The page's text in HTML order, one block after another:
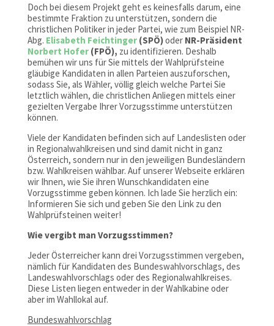
Doch bei diesem Projekt geht es keinesfalls darum, eine
bestimmte Fraktion zu unterstützen, sondern die
christlichen Politiker in jeder Partei, wie zum Beispiel NR-
Abg. Elisabeth Feichtinger(SPÖ)oder NR-Präsident
Norbert Hofer(FPÖ), zu identifizieren. Deshalb
bemühen wir uns für Sie mittels der Wahlprüfsteine
gläubige Kandidaten in allen Parteien auszuforschen,
sodass Sie, als Wähler, völlig gleich welche Partei Sie
letztlich wählen, die christlichen Anliegen mittels einer
gezielten Vergabe Ihrer Vorzugsstimme unterstützen
können.
Viele der Kandidaten befinden sich auf Landeslisten oder
in Regionalwahlkreisen und sind damit nicht in ganz
Österreich, sondern nur in den jeweiligen Bundesländern
bzw. Wahlkreisen wählbar. Auf unserer Webseite erklären
wir Ihnen, wie Sie ihren Wunschkandidaten eine
Vorzugsstimme geben können. Ich lade Sie herzlich ein:
Informieren Sie sich und geben Sie den Link zu den
Wahlprüfsteinen weiter!
Wie vergibt man Vorzugsstimmen?
Jeder Österreicher kann drei Vorzugsstimmen vergeben,
nämlich für Kandidaten des Bundeswahlvorschlags, des
Landeswahlvorschlags oder des Regionalwahlkreises.
Diese Listen liegen entweder in der Wahlkabine oder
aber im Wahllokal auf.
Bundeswahlvorschlag